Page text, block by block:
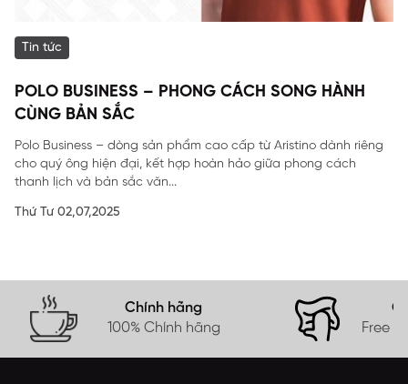
Tin tức
POLO BUSINESS – PHONG CÁCH SONG HÀNH
CÙNG BẢN SẮC
Polo Business – dòng sản phẩm cao cấp từ Aristino dành riêng
cho quý ông hiện đại, kết hợp hoàn hảo giữa phong cách
thanh lịch và bản sắc văn...
Thứ Tư 02,07,2025
Chính hãng
100% Chính hãng
Free